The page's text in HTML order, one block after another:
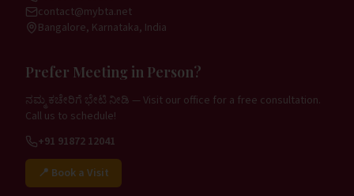
contact@mybta.net
Bangalore, Karnataka, India
Prefer Meeting in Person?
ನಮ್ಮ ಕಚೇರಿಗೆ ಭೇಟಿ ನೀಡಿ — Visit our office for a free consultation.
Call us to schedule!
+91 91872 12041
📍 Book a Visit